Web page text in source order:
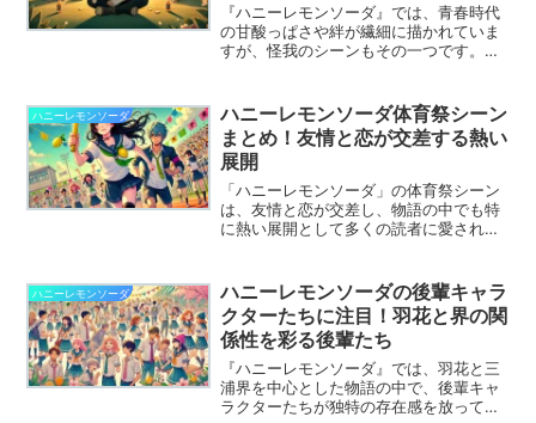
『ハニーレモンソーダ』では、青春時代
の甘酸っぱさや絆が繊細に描かれていま
すが、怪我のシーンもその一つです。怪
重要な役割を果たしています。この記事
では、怪我シーンがどのようにキャラク
ターの感情や物語の進展を描いているの
かを解説します。
ハニーレモンソーダ
ハニーレモンソーダ体育祭シーン
まとめ！友情と恋が交差する熱い
展開
「ハニーレモンソーダ」の体育祭シーン
は、友情と恋が交差し、物語の中でも特
に熱い展開として多くの読者に愛されて
差する瞬間を徹底解説します。
ハニーレモンソーダ
ハニーレモンソーダの後輩キャラ
クターたちに注目！羽花と界の関
係性を彩る後輩たち
『ハニーレモンソーダ』では、羽花と三
浦界を中心とした物語の中で、後輩キャ
ラクターたちが独特の存在感を放ってい